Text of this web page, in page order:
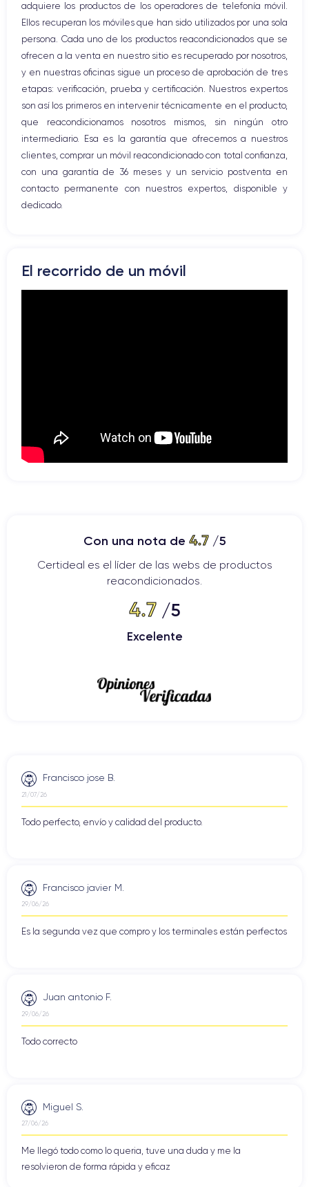
WiFi
Red móvil
Vibración
Conector USB
adquiere los productos de los operadores de telefonía móvil.
Ellos recuperan los móviles que han sido utilizados por una sola
persona. Cada uno de los productos reacondicionados que se
ofrecen a la venta en nuestro sitio es recuperado por nosotros,
y en nuestras oficinas sigue un proceso de aprobación de tres
etapas: verificación, prueba y certificación. Nuestros expertos
son así los primeros en intervenir técnicamente en el producto,
que reacondicionamos nosotros mismos, sin ningún otro
intermediario. Esa es la garantía que ofrecemos a nuestros
clientes, comprar un móvil reacondicionado con total confianza,
con una garantía de 36 meses y un servicio postventa en
contacto permanente con nuestros expertos, disponible y
dedicado.
El recorrido de un móvil
Con una nota de 4.7/5
Certideal es el líder de las webs de productos
reacondicionados.
4.7/5
Excelente
Francisco jose B.
21/07/26
Todo perfecto, envío y calidad del producto.
Francisco javier M.
29/06/26
Es la segunda vez que compro y los terminales están perfectos
Juan antonio F.
29/06/26
Todo correcto
Miguel S.
27/06/26
Me llegó todo como lo queria, tuve una duda y me la
resolvieron de forma rápida y eficaz